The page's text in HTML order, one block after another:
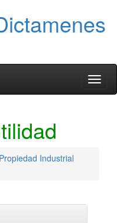
Propiedad Industrial